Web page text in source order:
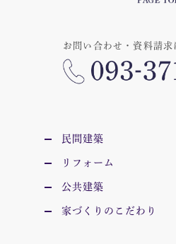
お問い合わせ・資料請求
民間建築
リフォーム
公共建築
家づくりのこだわり